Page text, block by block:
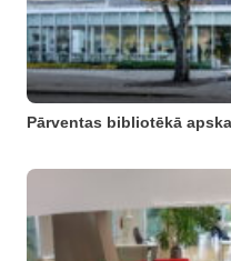
Pārventas bibliotēkā